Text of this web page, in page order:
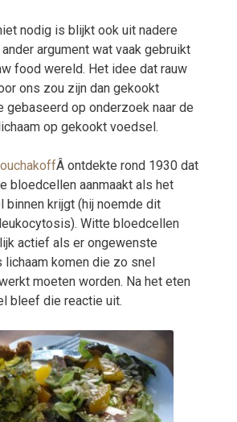
nodig is blijkt ook uit nadere
argument wat vaak gebruikt
food wereld. Het idee dat rauw
ons zou zijn dan gekookt
gebaseerd op onderzoek naar de
op gekookt voedsel.
Â ontdekte rond 1930 dat
bloedcellen aanmaakt als het
binnen krijgt (hij noemde dit
Witte bloedcellen
actief als er ongewenste
lichaam komen die zo snel
moeten worden. Na het eten
bleef die reactie uit.